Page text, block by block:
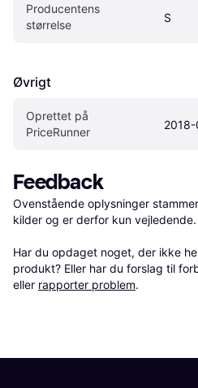
Producentens
størrelse
S
Øvrigt
Oprettet på
PriceRunner
Feedback
Ovenstående oplysninger
kilder og er derfor kun vejledende.
Har du opdaget noget, der ikke
produkt? Eller har du forslag til
eller rapporter problem.